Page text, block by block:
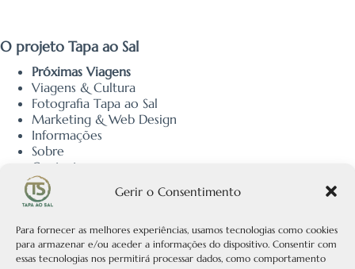
Gerir o Consentimento
Para fornecer as melhores experiências, usamos tecnologias como cookies
para armazenar e/ou aceder a informações do dispositivo. Consentir com
essas tecnologias nos permitirá processar dados, como comportamento
O projeto Tapa ao Sal
Próximas Viagens
Viagens & Cultura
Fotografia Tapa ao Sal
Marketing & Web Design
Informações
Sobre
Contacto
Política de Privacidade
Política de Cookies